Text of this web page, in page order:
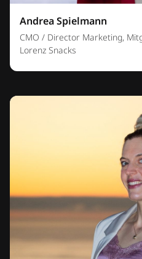
Andrea Spielmann
CMO / Director Marketing,
Lorenz Snacks